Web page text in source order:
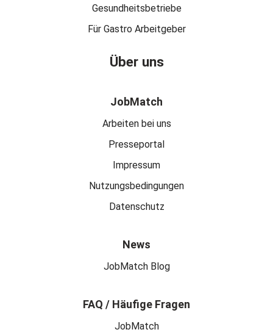
Gesundheitsbetriebe
Für Gastro Arbeitgeber
Über uns
JobMatch
Arbeiten bei uns
Presseportal
Impressum
Nutzungsbedingungen
Datenschutz
News
JobMatch Blog
FAQ / Häufige Fragen
JobMatch